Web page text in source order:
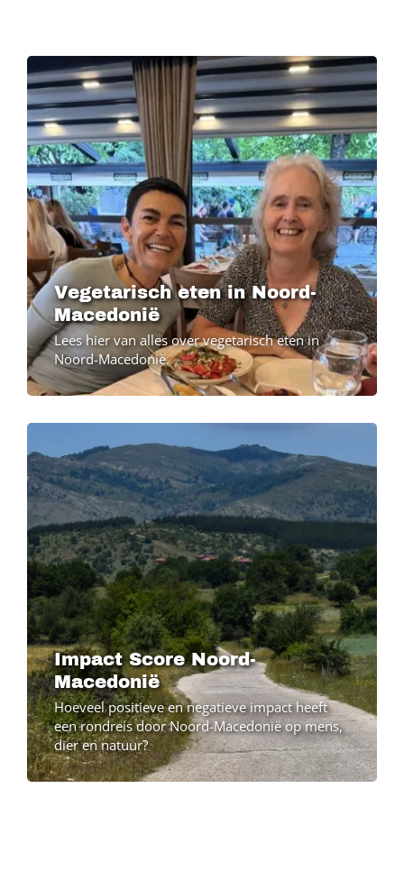
Image
Vegetarisch eten in Noord-
Macedonië
Lees hier van alles over vegetarisch eten in
Noord-Macedonië.
Image
Impact Score Noord-
Macedonië
Hoeveel positieve en negatieve impact heeft
een rondreis door Noord-Macedonië op mens,
dier en natuur?